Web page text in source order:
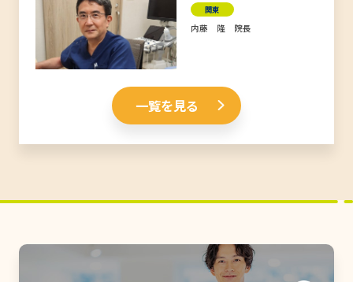
関東
内藤 隆 院長
一覧を見る